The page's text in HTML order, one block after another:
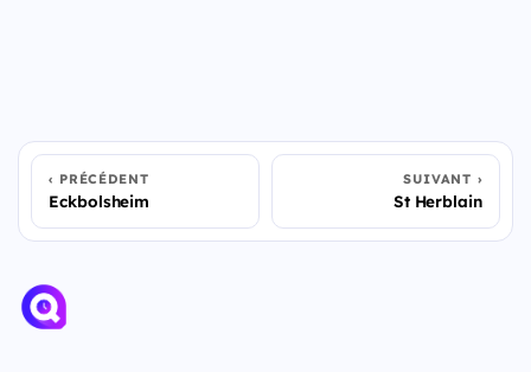
PRÉCÉDENT
Eckbolsheim
SUIVANT
St Herblain